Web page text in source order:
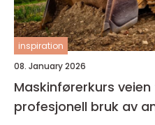
inspiration
08. January 2026
Maskinførerkurs veien til trygg og
profesjonell bruk av